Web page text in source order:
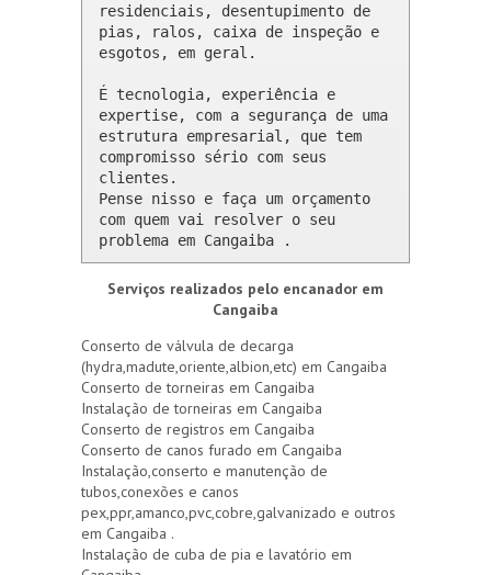
residenciais, desentupimento de
pias, ralos, caixa de inspeção e
esgotos, em geral.
É tecnologia, experiência e
expertise, com a segurança de uma
estrutura empresarial, que tem
compromisso sério com seus
clientes.
Pense nisso e faça um orçamento
com quem vai resolver o seu
problema em Cangaiba .
Serviços realizados pelo encanador em
Cangaiba
Conserto de válvula de decarga
(hydra,madute,oriente,albion,etc) em Cangaiba
Conserto de torneiras em Cangaiba
Instalação de torneiras em Cangaiba
Conserto de registros em Cangaiba
Conserto de canos furado em Cangaiba
Instalação,conserto e manutenção de
tubos,conexões e canos
pex,ppr,amanco,pvc,cobre,galvanizado e outros
em Cangaiba .
Instalação de cuba de pia e lavatório em